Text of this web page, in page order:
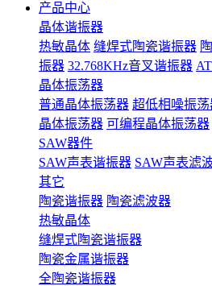
产品中心
晶体谐振器
热敏晶体 缝焊式陶瓷谐振器
振器 32.768KHz音叉谐振器
晶体振荡器
普通晶体振荡器 超低相噪振荡
晶体振荡器 可编程晶体振荡器
SAW器件
SAW声表谐振器 SAW声表滤
其它
陶瓷谐振器 陶瓷滤波器
热敏晶体
缝焊式陶瓷谐振器
陶瓷金属谐振器
全陶瓷谐振器